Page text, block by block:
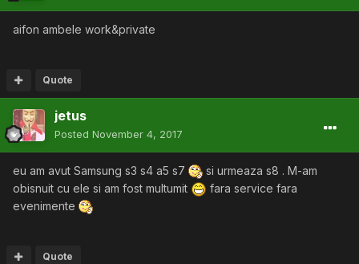
aifon ambele work&private
Quote
jetus
Posted November 4, 2017
eu am avut Samsung s3 s4 a5 s7
si urmeaza s8 . M-am
obisnuit cu ele si am fost multumit
fara service fara
evenimente
Quote